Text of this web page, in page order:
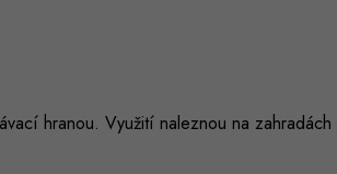
hranou. Využití naleznou na